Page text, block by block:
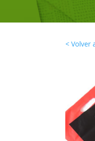
< Volver